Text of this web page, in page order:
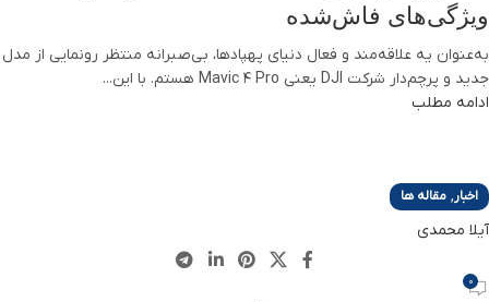
ویژگی‌های فاش‌شده
به‌عنوان یه علاقه‌مند و فعال دنیای پهپادها، بی‌صبرانه منتظر رونمایی از مدل
جدید و پرچم‌دار شرکت DJI یعنی Mavic 4 Pro هستم. با این...
ادامه مطلب
اخبار, مقاله ها
آیلا محمدی
0